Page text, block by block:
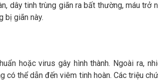
dây tinh trùng giãn ra bất thường, máu trở
bị giãn này.
hoặc virus gây hình thành. Ngoài ra,
có thể dẫn đến viêm tinh hoàn. Các triệu